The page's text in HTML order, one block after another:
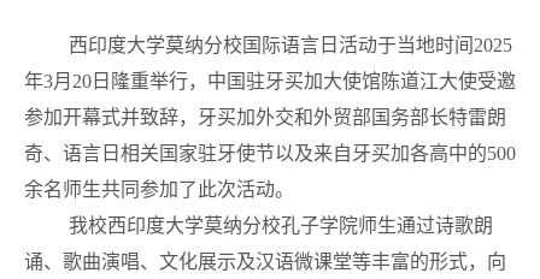
西印度大学莫纳分校国际语言日活动于当地时间2025
年3月20日隆重举行，中国驻牙买加大使馆陈道江大使受邀
参加开幕式并致辞，牙买加外交和外贸部国务部长特雷朗
奇、语言日相关国家驻牙使节以及来自牙买加各高中的500
余名师生共同参加了此次活动。
我校西印度大学莫纳分校孔子学院师生通过诗歌朗
诵、歌曲演唱、文化展示及汉语微课堂等丰富的形式，向